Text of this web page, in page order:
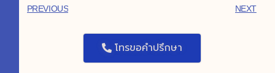
PREVIOUS NEXT
โทรขอคำปรึกษา